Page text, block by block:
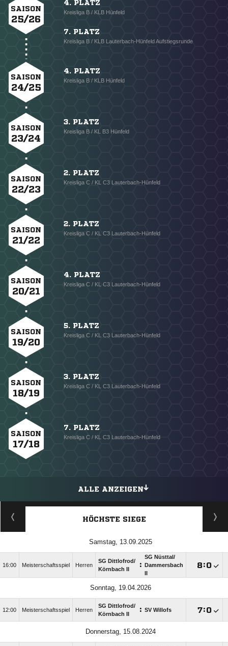
SAISON
25/26
4. PLATZ
Kreisliga B / KLB Hünfeld
7. PLATZ
Kreisliga B / KLB Lauterbach-Hünfeld Aufstiegsrunde
SAISON
24/25
4. PLATZ
Kreisliga B / KLB Hünfeld
SAISON
23/24
3. PLATZ
Kreisliga B / KL B3 Hünfeld
SAISON
22/23
2. PLATZ
Kreisliga C / KL C3 Lauterbach-Hünfeld
SAISON
21/22
2. PLATZ
Kreisliga C / KL C3 Lauterbach-Hünfeld
SAISON
20/21
4. PLATZ
Kreisliga C / KL C3 Lauterbach-Hünfeld
SAISON
19/20
5. PLATZ
Kreisliga C / KL C3 Lauterbach-Hünfeld
SAISON
18/19
3. PLATZ
Kreisliga C / KL C3 Lauterbach-Hünfeld
SAISON
17/18
7. PLATZ
Kreisliga C / KL C3 Lauterbach-Hünfeld
ALLE ANZEIGEN
HÖCHSTE SIEGE
Samstag, 13.09.2025
16:00 Meisterschaftsspiel Herren
SG Dittlofrod/​
Körnbach II
:
SG Nüsttal/​
Dammersbach
:
Sonntag, 19.04.2026
12:00 Meisterschaftsspiel Herren
SG Dittlofrod/​
Körnbach II
: SV Willofs :
Donnerstag, 15.08.2024